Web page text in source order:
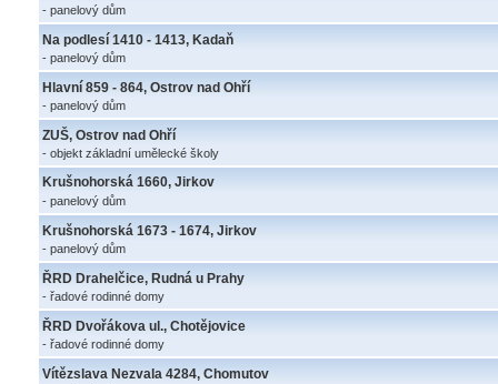
- panelový dům
Na podlesí 1410 - 1413, Kadaň
- panelový dům
Hlavní 859 - 864, Ostrov nad Ohří
- panelový dům
ZUŠ, Ostrov nad Ohří
- objekt základní umělecké školy
Krušnohorská 1660, Jirkov
- panelový dům
Krušnohorská 1673 - 1674, Jirkov
- panelový dům
ŘRD Drahelčice, Rudná u Prahy
- řadové rodinné domy
ŘRD Dvořákova ul., Chotějovice
- řadové rodinné domy
Vítězslava Nezvala 4284, Chomutov